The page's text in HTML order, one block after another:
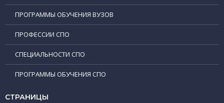
ПРОГРАММЫ ОБУЧЕНИЯ ВУЗОВ
ПРОФЕССИИ СПО
СПЕЦИАЛЬНОСТИ СПО
ПРОГРАММЫ ОБУЧЕНИЯ СПО
СТРАНИЦЫ